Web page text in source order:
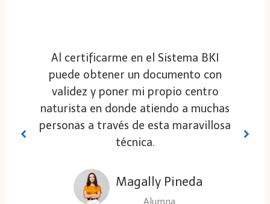
Al certificarme en el Sistema BKI
puede obtener un documento con
validez y poner mi propio centro
naturista en donde atiendo a muchas
personas a través de esta maravillosa
técnica.
Magally Pineda
Alumna